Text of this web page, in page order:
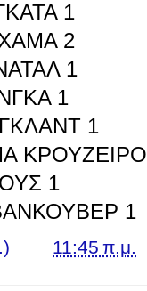
1
2
1
1
1
1
1
11:45 π.μ.